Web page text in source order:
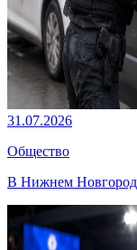
31.07.2026
Общество
В Нижнем